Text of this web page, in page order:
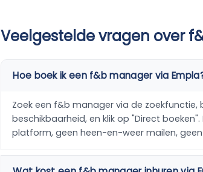
Veelgestelde vragen over
Hoe boek ik een f&b manager via
Zoek een f&b manager via de zoekfunctie,
beschikbaarheid, en klik op "Direct
platform, geen heen-en-weer mailen,